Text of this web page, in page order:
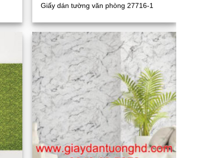
Giấy dán tường văn phòng 27716-1